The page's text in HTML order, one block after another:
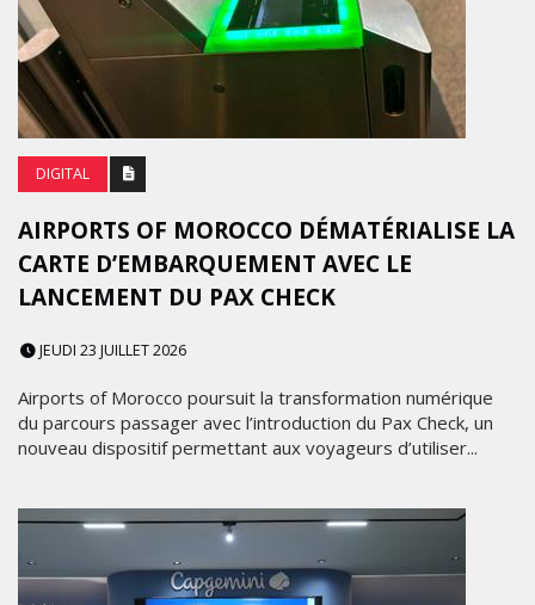
DIGITAL
AIRPORTS OF MOROCCO DÉMATÉRIALISE LA
CARTE D’EMBARQUEMENT AVEC LE
LANCEMENT DU PAX CHECK
JEUDI 23 JUILLET 2026
Airports of Morocco poursuit la transformation numérique
du parcours passager avec l’introduction du Pax Check, un
nouveau dispositif permettant aux voyageurs d’utiliser...